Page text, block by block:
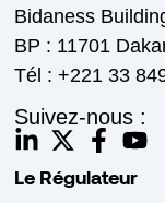
Bidaness
BP : 11701
Tél : +221 33
Suivez-nous :
Le Régulateur